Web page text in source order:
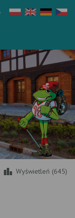
Wyświetleń (645)